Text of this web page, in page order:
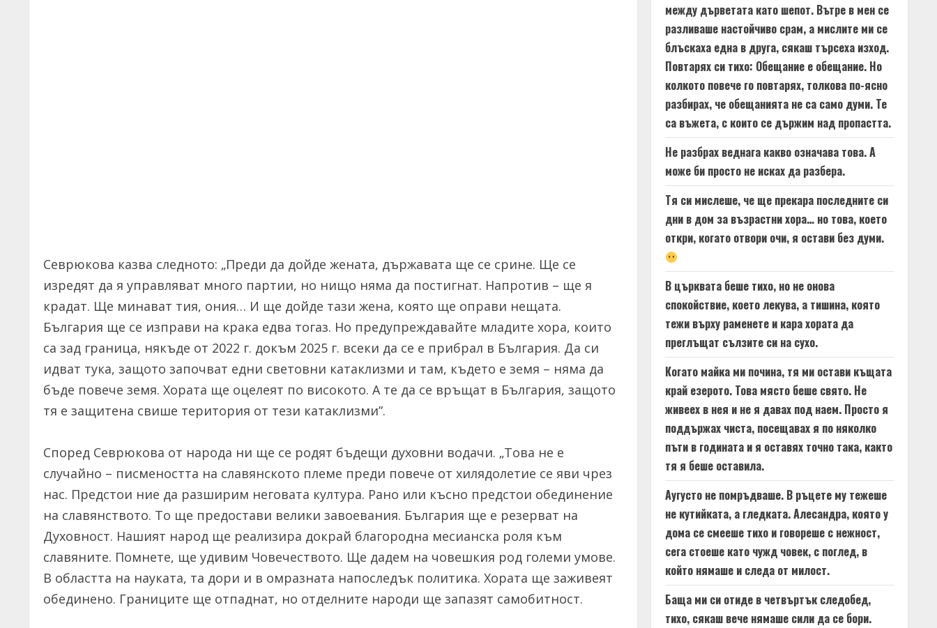
Севрюкова казва следното: „Преди да дойде жената, държавата ще се срине. Ще се
изредят да я управляват много партии, но нищо няма да постигнат. Напротив – ще я
крадат. Ще минават тия, ония… И ще дойде тази жена, която ще оправи нещата.
България ще се изправи на крака едва тогаз. Но предупреждавайте младите хора, които
са зад граница, някъде от 2022 г. докъм 2025 г. всеки да се е прибрал в България. Да си
идват тука, защото започват едни световни катаклизми и там, където е земя – няма да
бъде повече земя. Хората ще оцелеят по високото. А те да се връщат в България, защото
тя е защитена свише територия от тези катаклизми”.
Според Севрюкова от народа ни ще се родят бъдещи духовни водачи. „Това не е
случайно – писмеността на славянското племе преди повече от хилядолетие се яви чрез
нас. Предстои ние да разширим неговата култура. Рано или късно предстои обединение
на славянството. То ще предостави велики завоевания. България ще е резерват на
Духовност. Нашият народ ще реализира докрай благородна месианска роля към
славяните. Помнете, ще удивим Човечеството. Ще дадем на човешкия род големи умове.
В областта на науката, та дори и в омразната напоследък политика. Хората ще заживеят
обединено. Границите ще отпаднат, но отделните народи ще запазят самобитност.
между дърветата като шепот. Вътре в мен се
разливаше настойчиво срам, а мислите ми се
блъскаха една в друга, сякаш търсеха изход.
Повтарях си тихо: Обещание е обещание. Но
колкото повече го повтарях, толкова по-ясно
разбирах, че обещанията не са само думи. Те
са въжета, с които се държим над пропастта.
Не разбрах веднага какво означава това. А
може би просто не исках да разбера.
Тя си мислеше, че ще прекара последните си
дни в дом за възрастни хора… но това, което
откри, когато отвори очи, я остави без думи.
В църквата беше тихо, но не онова
спокойствие, което лекува, а тишина, която
тежи върху раменете и кара хората да
преглъщат сълзите си на сухо.
Когато майка ми почина, тя ми остави къщата
край езерото. Това място беше свято. Не
живеех в нея и не я давах под наем. Просто я
поддържах чиста, посещавах я по няколко
пъти в годината и я оставях точно така, както
тя я беше оставила.
Аугусто не помръдваше. В ръцете му тежеше
не кутийката, а гледката. Алесандра, която у
дома се смееше тихо и говореше с нежност,
сега стоеше като чужд човек, с поглед, в
който нямаше и следа от милост.
Баща ми си отиде в четвъртък следобед,
тихо, сякаш вече нямаше сили да се бори.